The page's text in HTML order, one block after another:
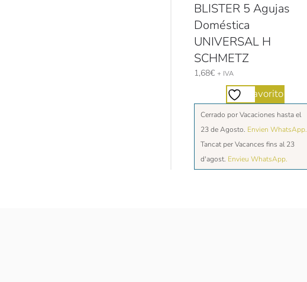
BLISTER 5 Agujas
Doméstica
UNIVERSAL H
SCHMETZ
1,68€ + IVA
Favorito
Cerrado por Vacaciones hasta el
23 de Agosto. Envien WhatsApp.
Tancat per Vacances fins al 23
d'agost. Envieu WhatsApp.